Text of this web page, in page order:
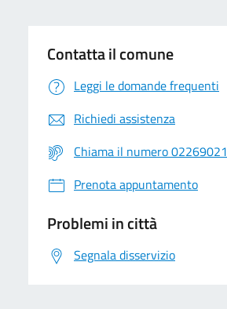
Contatta il comune
Leggi le domande frequenti
Richiedi assistenza
Chiama il numero 02269021
Prenota appuntamento
Problemi in città
Segnala disservizio